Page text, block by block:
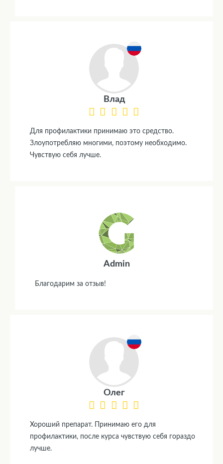
Влад
Для профилактики принимаю это средство.
Злоупотребляю многими, поэтому необходимо.
Чувствую себя лучше.
Admin
Благодарим за отзыв!
Олег
Хороший препарат. Принимаю его для
профилактики, после курса чувствую себя гораздо
лучше.